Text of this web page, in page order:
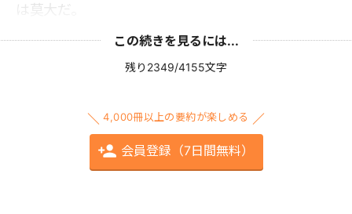
は莫大だ。
この続きを見るには...
残り2349/4155文字
4,000冊以上の要約が楽しめる
会員登録（7日間無料）